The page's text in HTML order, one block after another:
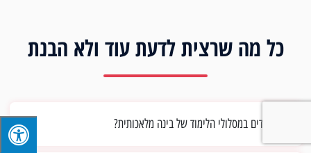
כל מה שרצית לדעת עוד ולא הבנת
מה לומדים במסלולי הלימוד של בינה מלאכותית?